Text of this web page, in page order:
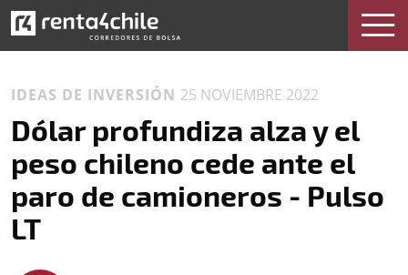
IDEAS DE INVERSIÓN 25 NOVIEMBRE 2022
Dólar profundiza alza y el
peso chileno cede ante el
paro de camioneros - Pulso
LT